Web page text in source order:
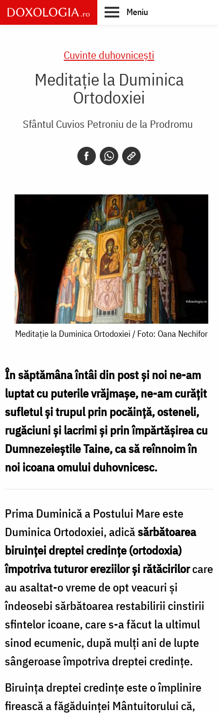
Skip
to
main
Meniu
Cuvinte duhovnicești
Meditație la Duminica
Ortodoxiei
Sfântul Cuvios Petroniu de la Prodromu
Meditație
Duminica
Ortodoxiei
/
Foto:
Oana
Nechifor
Meditație la Duminica Ortodoxiei / Foto: Oana Nechifor
În săptămâna întâi din post și noi ne-am
luptat cu puterile vrăjmașe, ne-am curățit
sufletul și trupul prin pocăință, osteneli,
rugăciuni și lacrimi și prin împărtășirea cu
Dumnezeieștile Taine, ca să reînnoim în
noi icoana omului duhovnicesc.
Prima Duminică a Postului Mare este
Duminica Ortodoxiei, adicăsărbătoarea
biruinței dreptei credințe (ortodoxia)
împotriva tuturor ereziilor și rătăcirilorcare
au asaltat-o vreme de opt veacuri și
îndeosebi sărbătoarea restabilirii cinstirii
sfintelor icoane, care s-a făcut la ultimul
sinod ecumenic, după mulți ani de lupte
sângeroase împotriva dreptei credințe.
Biruința dreptei credințe este o împlinire
firească a făgă­duinței Mântuitorului că,